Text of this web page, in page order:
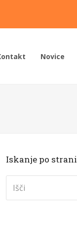
Novice
Iskanje po strani